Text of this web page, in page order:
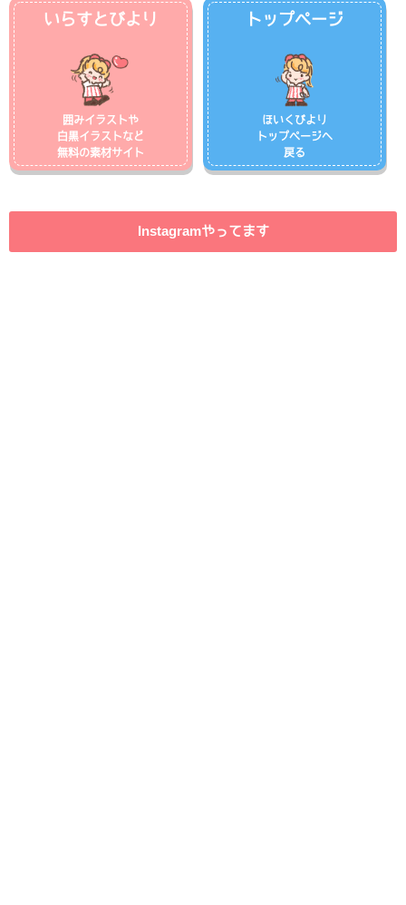
いらすとびより
囲みイラストや
白黒イラストなど
無料の素材サイト
トップページ
ほいくびより
トップページへ
戻る
Instagramやってます